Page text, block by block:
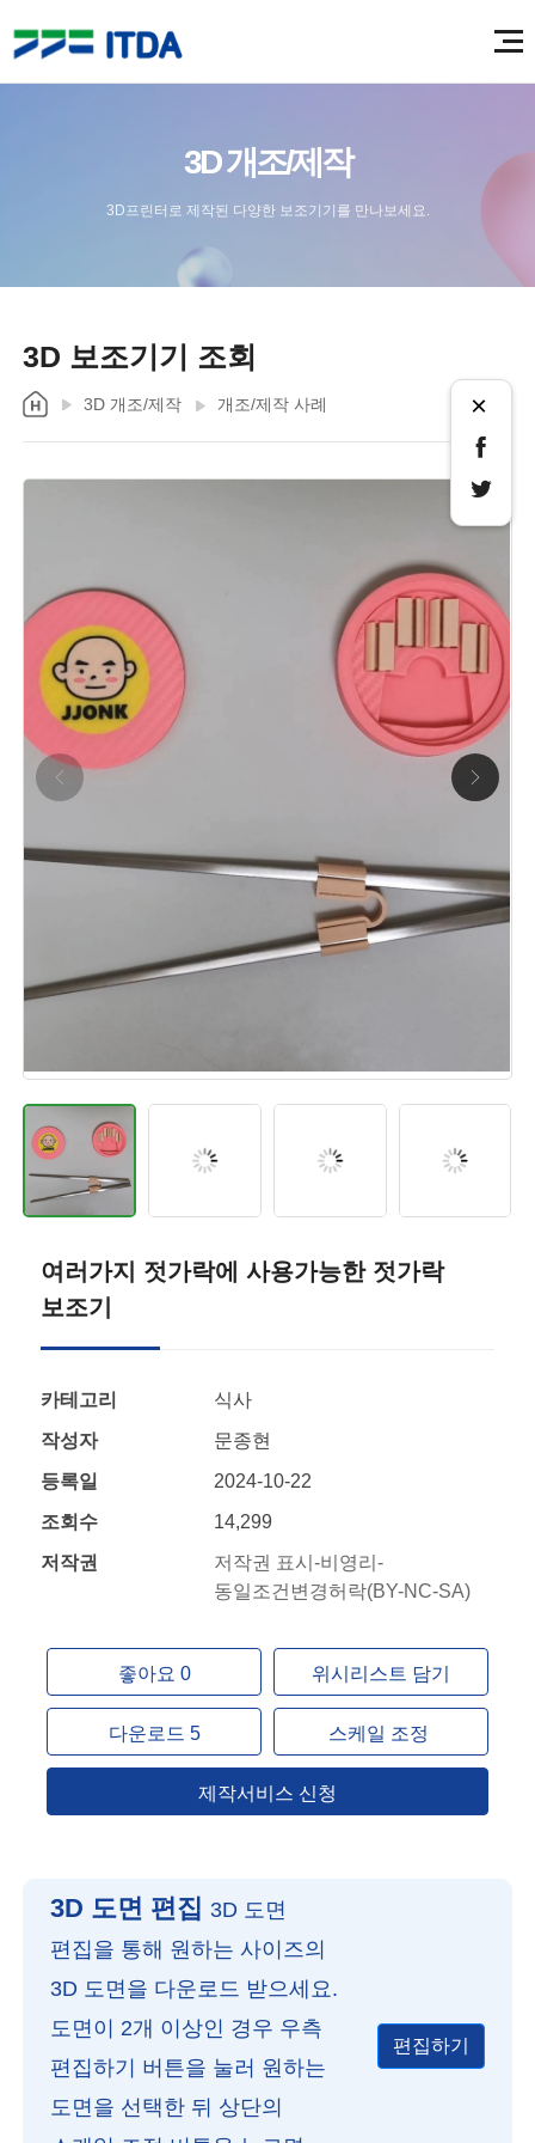
3D 개조/제작
3D프린터로 제작된 다양한 보조기기를 만나보세요.
3D 보조기기 조회
3D 개조/제작 개조/제작 사례 ×
여러가지 젓가락에 사용가능한 젓가락
보조기
카테고리
식사
작성자
문종현
등록일
2024-10-22
조회수
14,299
저작권
저작권 표시-비영리-
동일조건변경허락(BY-NC-SA)
좋아요 0 위시리스트 담기
다운로드 5 스케일 조정
제작서비스 신청
3D 도면 편집 3D 도면
편집을 통해 원하는 사이즈의
3D 도면을 다운로드 받으세요.
도면이 2개 이상인 경우 우측
편집하기 버튼을 눌러 원하는
도면을 선택한 뒤 상단의
편집하기